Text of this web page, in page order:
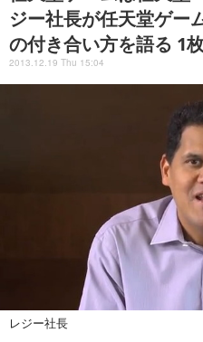
ジー社長が任天堂ゲー
の付き合い方を語る 1
2013.12.19 Thu 15:04
レジー社長